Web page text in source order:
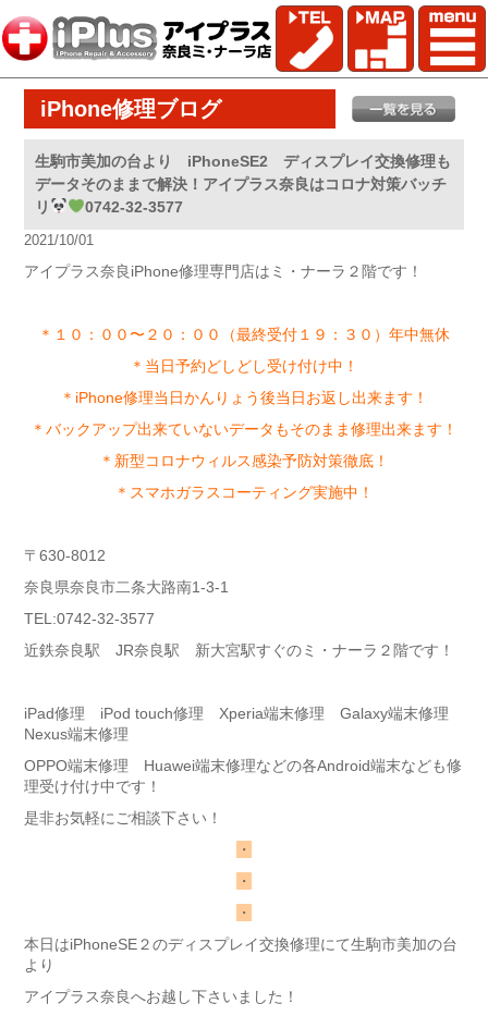
iPhone修理ブログ
生駒市美加の台より iPhoneSE2 ディスプレイ交換修理も
データそのままで解決！アイプラス奈良はコロナ対策バッチ
リ
0742-32-3577
2021/10/01
アイプラス奈良iPhone修理専門店はミ・ナーラ２階です！
＊１０：００〜２０：００（最終受付１９：３０）年中無休
＊当日予約どしどし受け付け中！
＊iPhone修理当日かんりょう後当日お返し出来ます！
＊バックアップ出来ていないデータもそのまま修理出来ます！
＊新型コロナウィルス感染予防対策徹底！
＊スマホガラスコーティング実施中！
〒630-8012
奈良県奈良市二条大路南1-3-1
TEL:0742-32-3577
近鉄奈良駅 JR奈良駅 新大宮駅すぐのミ・ナーラ２階です！
iPad修理 iPod touch修理 Xperia端末修理 Galaxy端末修理
Nexus端末修理
OPPO端末修理 Huawei端末修理などの各Android端末なども修
理受け付け中です！
是非お気軽にご相談下さい！
・
・
・
本日はiPhoneSE２のディスプレイ交換修理にて生駒市美加の台
より
アイプラス奈良へお越し下さいました！